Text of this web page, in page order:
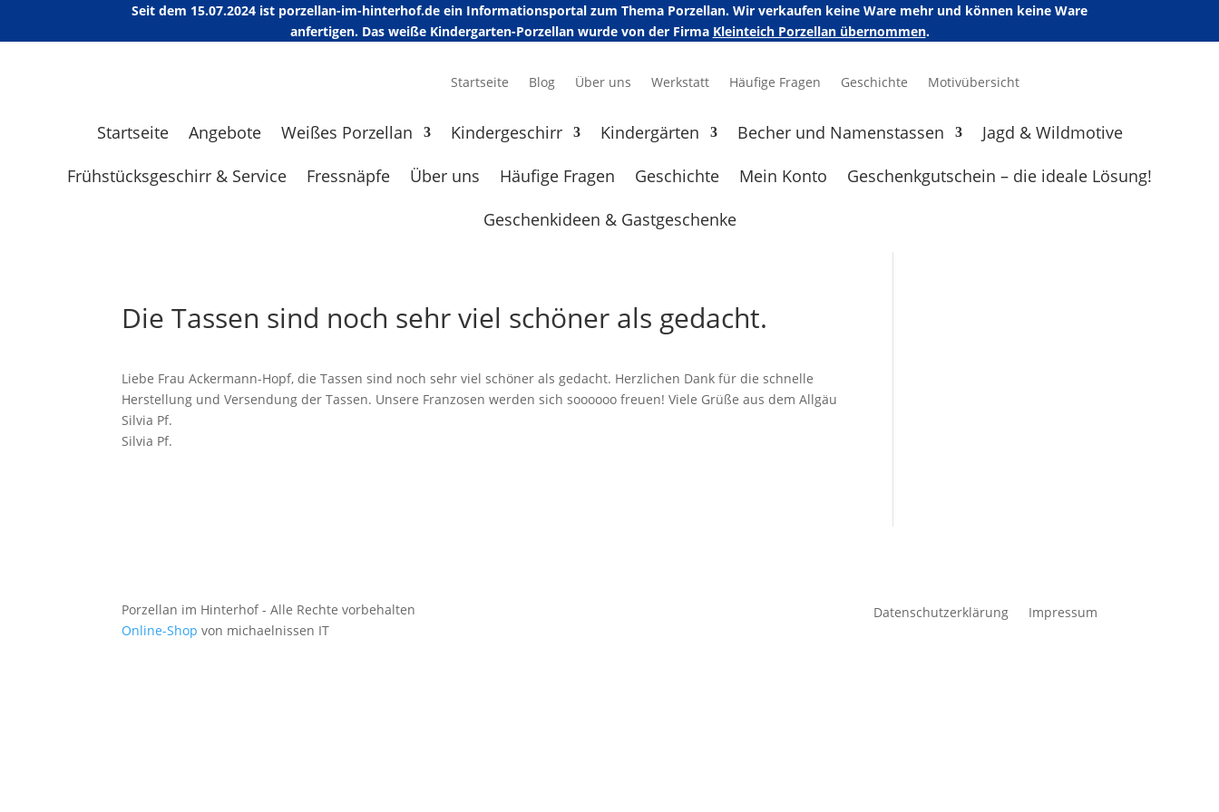
Seit dem 15.07.2024 ist porzellan-im-hinterhof.de ein Informationsportal zum Thema Porzellan. Wir verkaufen keine Ware mehr und können keine Ware
anfertigen. Das weiße Kindergarten-Porzellan wurde von der Firma Kleinteich Porzellan übernommen.
Startseite Blog Über uns Werkstatt Häufige Fragen Geschichte Motivübersicht
Startseite Angebote Weißes Porzellan Kindergeschirr Kindergärten Becher und Namenstassen
Jagd & Wildmotive
Frühstücksgeschirr & Service
Fressnäpfe Über uns Häufige Fragen Geschichte Mein Konto
Geschenkgutschein – die ideale Lösung!
Geschenkideen & Gastgeschenke
Die Tassen sind noch sehr viel schöner als gedacht.
Liebe Frau Ackermann-Hopf, die Tassen sind noch sehr viel schöner als gedacht. Herzlichen Dank für die schnelle
Herstellung und Versendung der Tassen. Unsere Franzosen werden sich soooooo freuen! Viele Grüße aus dem Allgäu
Silvia Pf.
Silvia Pf.
Porzellan im Hinterhof - Alle Rechte vorbehalten
Online-Shop von michaelnissen IT
Datenschutzerklärung Impressum